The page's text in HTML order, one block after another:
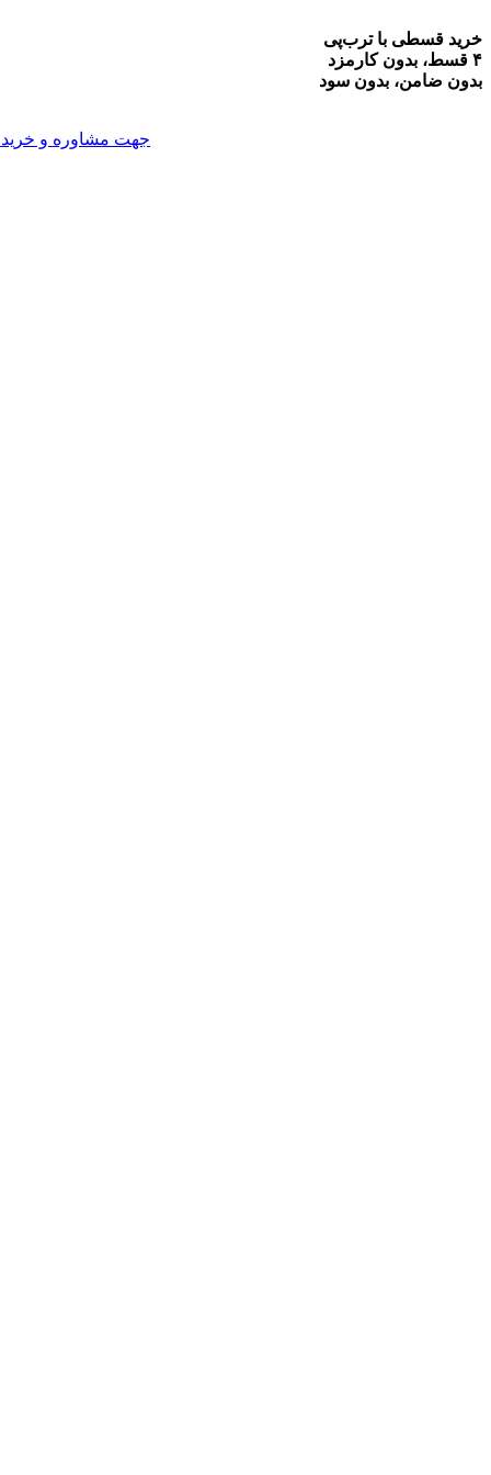
خرید قسطی با ترب‌پی
۴ قسط، بدون کارمزد
بدون ضامن، بدون سود
جهت مشاوره و خرید می توانید با شماره 09914047627